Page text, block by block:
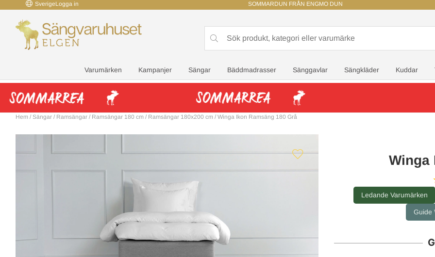
SverigeLogga in SOMMARDUN FRÅN ENGMO DUN
Varumärken Kampanjer Sängar Bäddmadrasser Sänggavlar Sängkläder Kuddar
Hem / Sängar / Ramsängar / Ramsängar 180 cm / Ramsängar 180x200 cm / Winga Ikon Ramsäng 180 Grå
Winga
Ledande Varumärken
Guide